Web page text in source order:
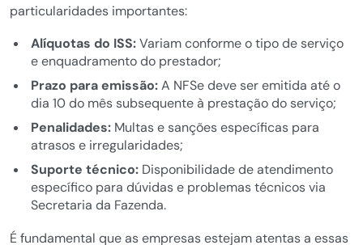
particularidades importantes:
Alíquotas do ISS:Variam conforme o tipo de serviço
e enquadramento do prestador;
Prazo para emissão:A NFSe deve ser emitida até o
dia 10 do mês subsequente à prestação do serviço;
Penalidades:Multas e sanções específicas para
atrasos e irregularidades;
Suporte técnico:Disponibilidade de atendimento
específico para dúvidas e problemas técnicos via
Secretaria da Fazenda.
É fundamental que as empresas estejam atentas a essas